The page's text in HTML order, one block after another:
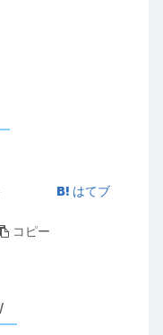
はてブ
コピー